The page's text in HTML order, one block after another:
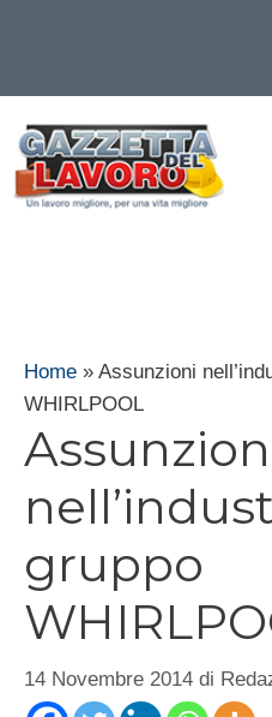
contenuto
Home » Assunzioni
WHIRLPOOL
gruppo
14 Novembre 2014 di